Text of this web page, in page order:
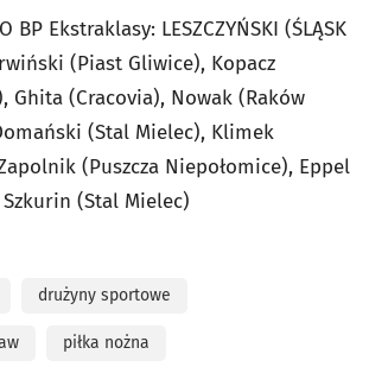
BP Ekstraklasy: LESZCZYŃSKI (ŚLĄSK
(Piast Gliwice), Kopacz
Ghita (Cracovia), Nowak (Raków
(Stal Mielec), Klimek
(Puszcza Niepołomice), Eppel
(Stal Mielec)
drużyny sportowe
piłka nożna